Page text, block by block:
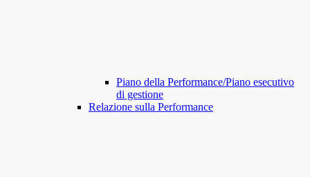
Piano della Performance/Piano esecutivo
di gestione
Relazione sulla Performance